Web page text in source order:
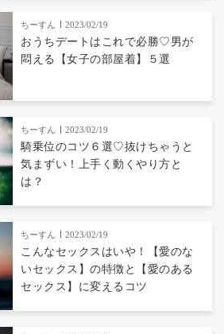
ちーすん 2023/02/19
おうちデートはこれで必勝♡男が
悶える【女子の部屋着】５選
ちーすん 2023/02/19
騎乗位のコツ６選♡抜けちゃうと
気まずい！上手く動くやり方と
は？
ちーすん 2023/02/19
こんなセックスはいや！【愛のな
いセックス】の特徴と【愛のある
セックス】に変えるコツ